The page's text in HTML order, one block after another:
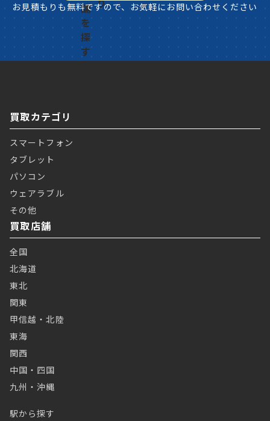
お見積もりも無料ですので、お気軽にお問い合わせください
買取カテゴリ
スマートフォン
タブレット
パソコン
ウェアラブル
その他
買取店舗
全国
北海道
東北
関東
甲信越・北陸
東海
関西
中国・四国
九州・沖縄
駅から探す